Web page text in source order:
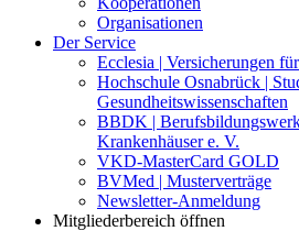
Organisationen
Der Service
Ecclesia | Versicherungen
Hochschule Osnabrück |
Gesundheitswissenschaften
BBDK |
Krankenhäuser e. V.
VKD-MasterCard GOLD
BVMed | Musterverträge
Newsletter-Anmeldung
Mitgliederbereich öffnen